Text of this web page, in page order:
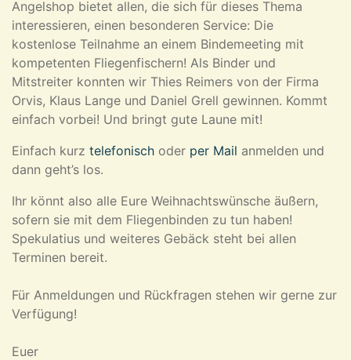
Angelshop bietet allen, die sich für dieses Thema
interessieren, einen besonderen Service: Die
kostenlose Teilnahme an einem Bindemeeting mit
kompetenten Fliegenfischern! Als Binder und
Mitstreiter konnten wir Thies Reimers von der Firma
Orvis, Klaus Lange und Daniel Grell gewinnen. Kommt
einfach vorbei! Und bringt gute Laune mit!
Einfach kurz telefonisch oder per Mail anmelden und
dann geht’s los.
Ihr könnt also alle Eure Weihnachtswünsche äußern,
sofern sie mit dem Fliegenbinden zu tun haben!
Spekulatius und weiteres Gebäck steht bei allen
Terminen bereit.
Für Anmeldungen und Rückfragen stehen wir gerne zur
Verfügung!
Euer